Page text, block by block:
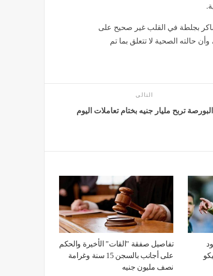
بجلطة في القلب غير صحيح على
حالته الصحية لا تتعلق بما تم
التالى
البورصة تربح مليار جنيه بختام تعاملات اليوم
تفاصيل صفقة "القات" الأخيرة والحكم
على أجانب بالسجن 15 سنة وغرامة
نصف مليون جنيه